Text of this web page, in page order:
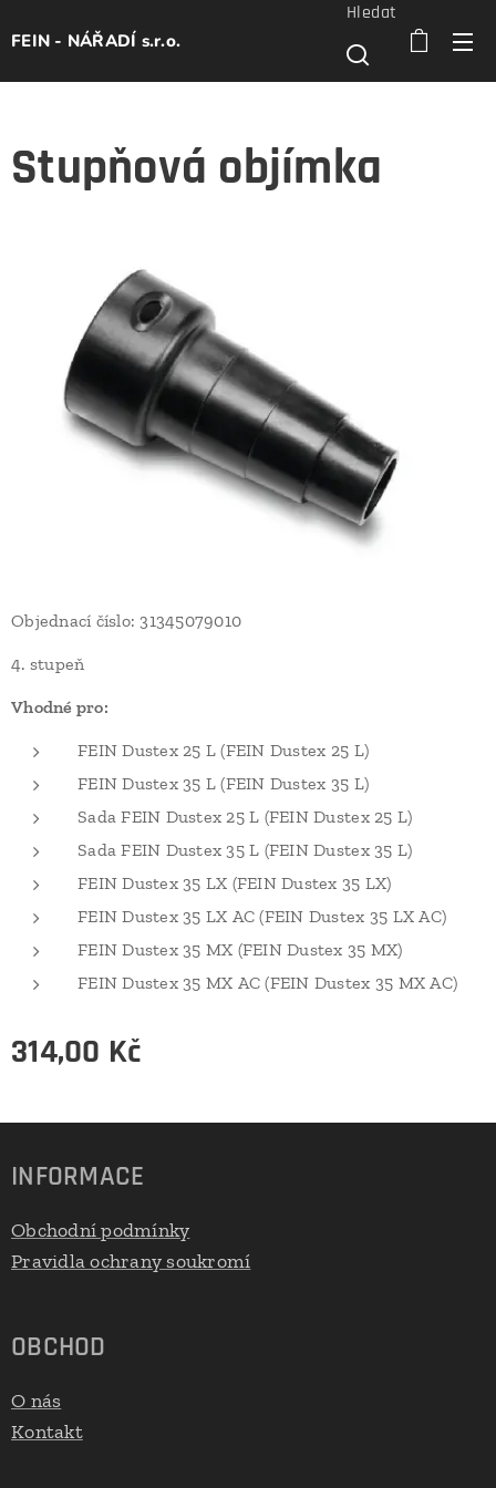
FEIN - NÁŘADÍ s.r.o.
Hledat
Stupňová objímka
Objednací číslo: 31345079010
4. stupeň
Vhodné pro:
FEIN Dustex 25 L (FEIN Dustex 25 L)
FEIN Dustex 35 L (FEIN Dustex 35 L)
Sada FEIN Dustex 25 L (FEIN Dustex 25 L)
Sada FEIN Dustex 35 L (FEIN Dustex 35 L)
FEIN Dustex 35 LX (FEIN Dustex 35 LX)
FEIN Dustex 35 LX AC (FEIN Dustex 35 LX AC)
FEIN Dustex 35 MX (FEIN Dustex 35 MX)
FEIN Dustex 35 MX AC (FEIN Dustex 35 MX AC)
314,00 Kč
INFORMACE
Obchodní podmínky
Pravidla ochrany soukromí
OBCHOD
O nás
Kontakt